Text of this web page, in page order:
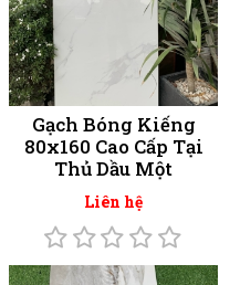
Gạch Bóng Kiếng
80x160 Cao Cấp Tại
Thủ Dầu Một
Liên hệ